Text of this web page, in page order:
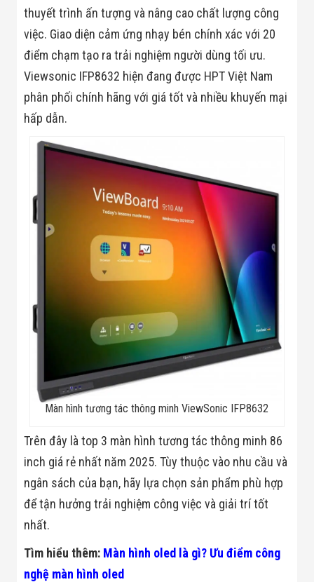
thuyết trình ấn tượng và nâng cao chất lượng công
việc. Giao diện cảm ứng nhạy bén chính xác với 20
điểm chạm tạo ra trải nghiệm người dùng tối ưu.
Viewsonic IFP8632 hiện đang được HPT Việt Nam
phân phối chính hãng với giá tốt và nhiều khuyến mại
hấp dẫn.
Màn hình tương tác thông minh ViewSonic IFP8632
Trên đây là top 3 màn hình tương tác thông minh 86
inch giá rẻ nhất năm 2025. Tùy thuộc vào nhu cầu và
ngân sách của bạn, hãy lựa chọn sản phẩm phù hợp
để tận hưởng trải nghiệm công việc và giải trí tốt
nhất.
Tìm hiểu thêm: Màn hình oled là gì? Ưu điểm công
nghệ màn hình oled